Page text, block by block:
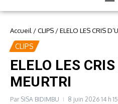
Accueil /CLIPS /ELELO LES CRIS
CLIPS
ELELO LES CRIS
MEURTRI
Par SISA BIDIMBU 8 juin 2026 14 h